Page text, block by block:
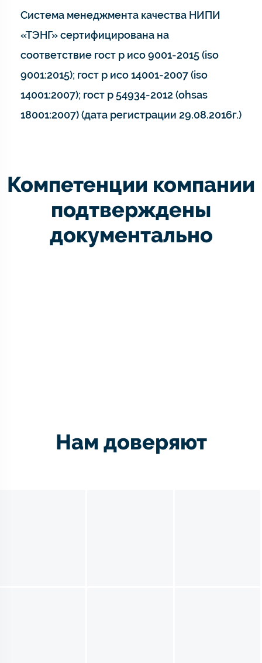
Система менеджмента качества НИПИ
«ТЭНГ» сертифицирована на
соответствие гост р исо 9001-2015 (iso
9001:2015); гост р исо 14001-2007 (iso
14001:2007); гост р 54934-2012 (ohsas
18001:2007) (дата регистрации 29.08.2016г.)
Компетенции компании
подтверждены
документально
Нам доверяют